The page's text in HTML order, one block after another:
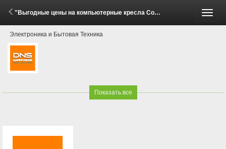
"Выгодные цены на компьютерные кресла Cougar!" (3 - 20 Июля 2026)
Электроника и Бытовая Техника
Показать все